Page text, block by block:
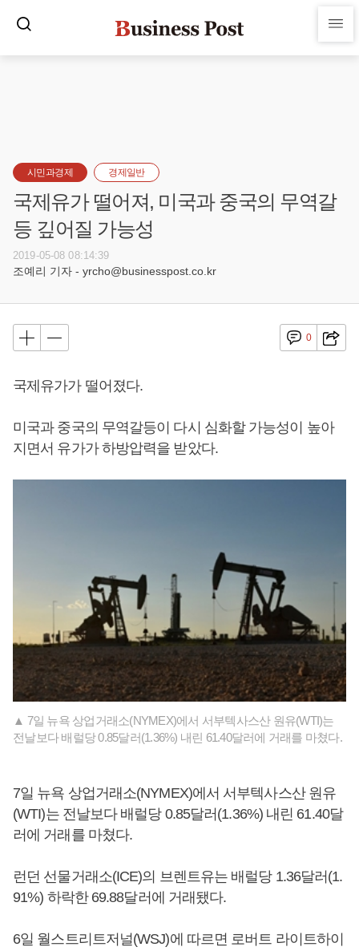
시민과경제 경제일반
국제유가 떨어져, 미국과 중국의 무역갈
등 깊어질 가능성
2019-05-08 08:14:39
조예리 기자 - yrcho@businesspost.co.kr
0
국제유가가 떨어졌다.
미국과 중국의 무역갈등이 다시 심화할 가능성이 높아
지면서 유가가 하방압력을 받았다.
▲ 7일 뉴욕 상업거래소(NYMEX)에서 서부텍사스산 원유(WTI)는
전날보다 배럴당 0.85달러(1.36%) 내린 61.40달러에 거래를 마쳤다.
7일 뉴욕 상업거래소(NYMEX)에서 서부텍사스산 원유
(WTI)는 전날보다 배럴당 0.85달러(1.36%) 내린 61.40달
러에 거래를 마쳤다.
런던 선물거래소(ICE)의 브렌트유는 배럴당 1.36달러(1.
91%) 하락한 69.88달러에 거래됐다.
6일 월스트리트저널(WSJ)에 따르면 로버트 라이트하이